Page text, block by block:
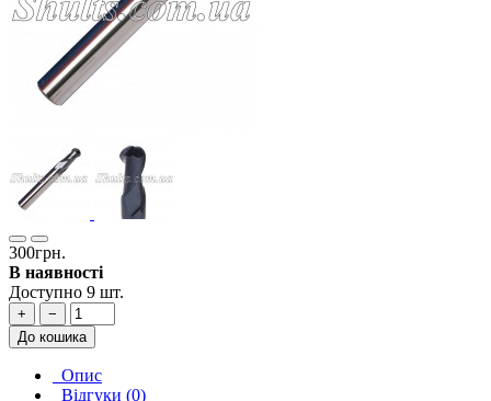
300грн.
В наявності
Доступно 9 шт.
+
−
До кошика
Опис
Відгуки (0)